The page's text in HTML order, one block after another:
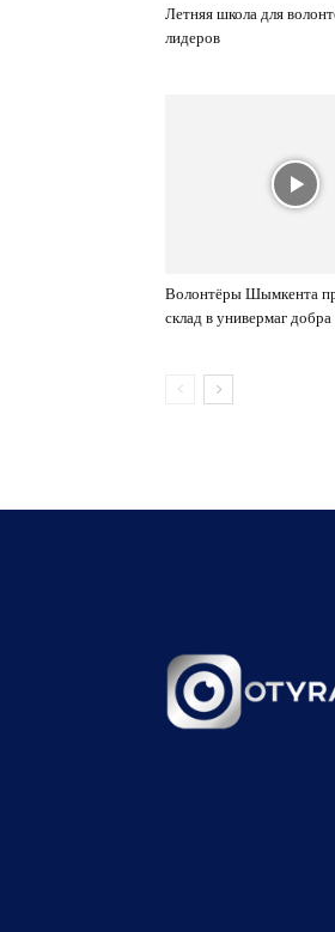
Летняя школа для
лидеров
Волонтёры Шымкента
склад в универмаг добра